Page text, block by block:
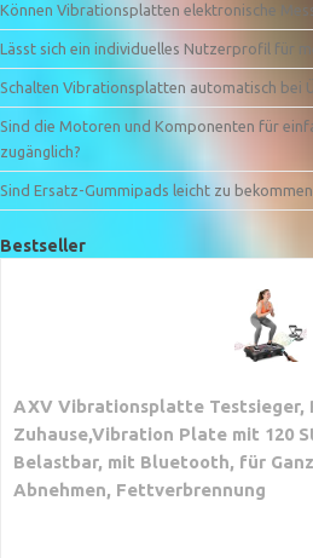
Können Vibrationsplatten elektronische
Lässt sich ein individuelles Nutzerprofil für
Schalten Vibrationsplatten automatisch bei
Sind die Motoren und Komponenten für
zugänglich?
Sind Ersatz-Gummipads leicht zu
Bestseller
AXV Vibrationsplatte
Zuhause,Vibration Plate mit 120
Belastbar, mit Bluetooth, für
Abnehmen, Fettverbrennung